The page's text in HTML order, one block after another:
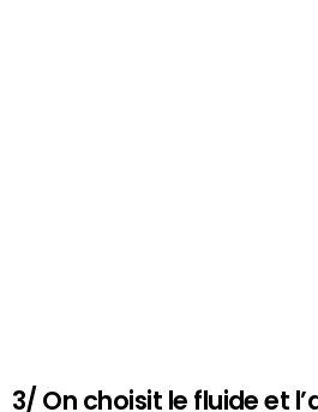
3/ On choisit le fluide et